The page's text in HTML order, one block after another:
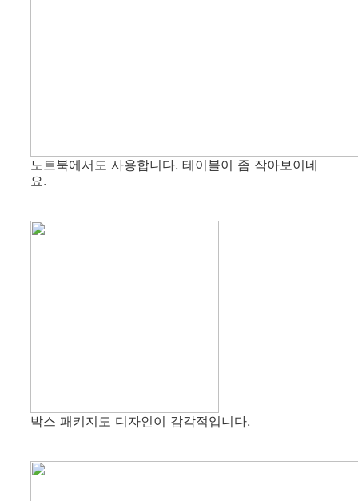
노트북에서도 사용합니다. 테이블이 좀 작아보이네
요.
박스 패키지도 디자인이 감각적입니다.